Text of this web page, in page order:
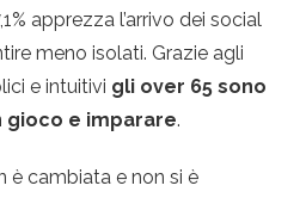
apprezza l’arrivo dei social
meno isolati. Grazie agli
e intuitivi gli over 65 sono
gioco e imparare.
è cambiata e non si è